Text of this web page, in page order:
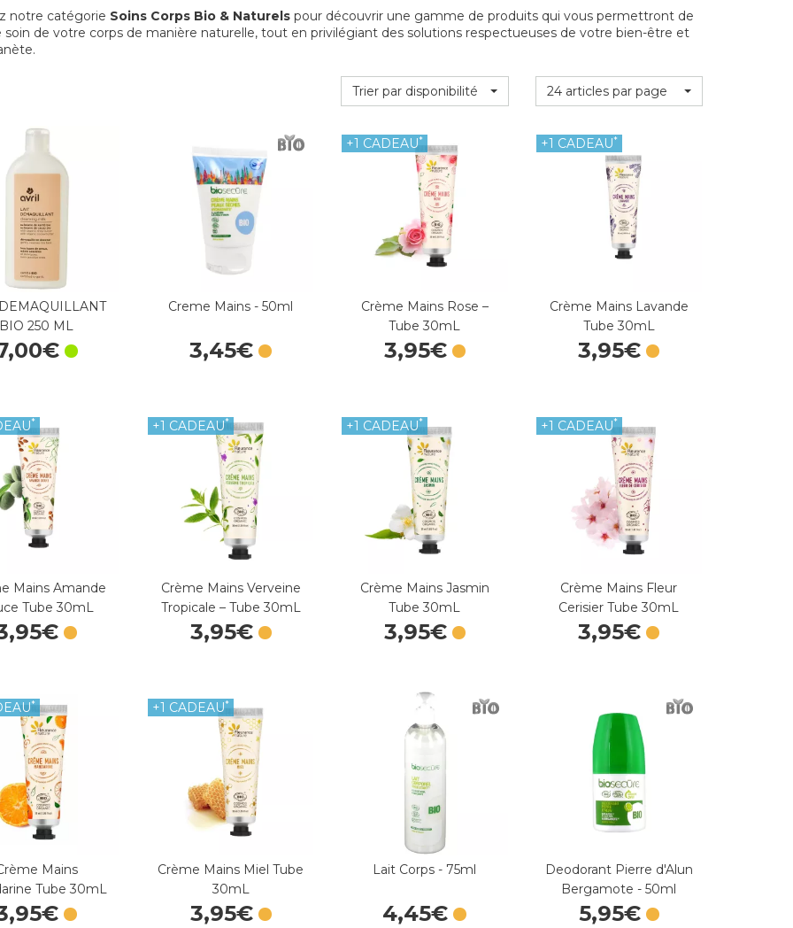
notre catégorie Soins Corps Bio & Naturelspour découvrir une gamme de produits qui vous permettront de
soin de votre corps de manière naturelle, tout en privilégiant des solutions respectueuses de votre bien-être et
Trier par disponibilité 24 articles par page
BIO 250 ML
,00€
Creme Mains - 50ml
3,45€
+1 CADEAU*
Crème Mains Rose –
Tube 30mL
3,95€
+1 CADEAU*
Crème Mains Lavande
Tube 30mL
3,95€
*
Mains Amande
Tube 30mL
,95€
+1 CADEAU*
Crème Mains Verveine
Tropicale – Tube 30mL
3,95€
+1 CADEAU*
Crème Mains Jasmin
Tube 30mL
3,95€
+1 CADEAU*
Crème Mains Fleur
Cerisier Tube 30mL
3,95€
*
Mains
Tube 30mL
,95€
+1 CADEAU*
Crème Mains Miel Tube
30mL
3,95€
Lait Corps - 75ml
4,45€
Deodorant Pierre d'Alun
Bergamote - 50ml
5,95€